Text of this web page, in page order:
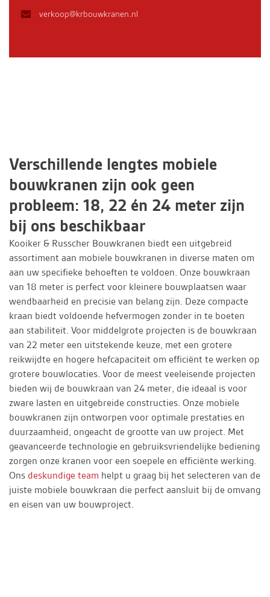
verkoop@krbouwkranen.nl
Verschillende lengtes mobiele
bouwkranen zijn ook geen
probleem: 18, 22 én 24 meter zijn
bij ons beschikbaar
Kooiker & Russcher Bouwkranen biedt een uitgebreid
assortiment aan mobiele bouwkranen in diverse maten om
aan uw specifieke behoeften te voldoen. Onze bouwkraan
van 18 meter is perfect voor kleinere bouwplaatsen waar
wendbaarheid en precisie van belang zijn. Deze compacte
kraan biedt voldoende hefvermogen zonder in te boeten
aan stabiliteit. Voor middelgrote projecten is de bouwkraan
van 22 meter een uitstekende keuze, met een grotere
reikwijdte en hogere hefcapaciteit om efficiënt te werken op
grotere bouwlocaties. Voor de meest veeleisende projecten
bieden wij de bouwkraan van 24 meter, die ideaal is voor
zware lasten en uitgebreide constructies. Onze mobiele
bouwkranen zijn ontworpen voor optimale prestaties en
duurzaamheid, ongeacht de grootte van uw project. Met
geavanceerde technologie en gebruiksvriendelijke bediening
zorgen onze kranen voor een soepele en efficiënte werking.
Ons deskundige team helpt u graag bij het selecteren van de
juiste mobiele bouwkraan die perfect aansluit bij de omvang
en eisen van uw bouwproject.